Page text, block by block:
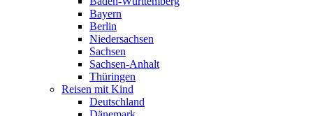
Bayern
Berlin
Niedersachsen
Sachsen
Sachsen-Anhalt
Thüringen
Reisen mit Kind
Deutschland